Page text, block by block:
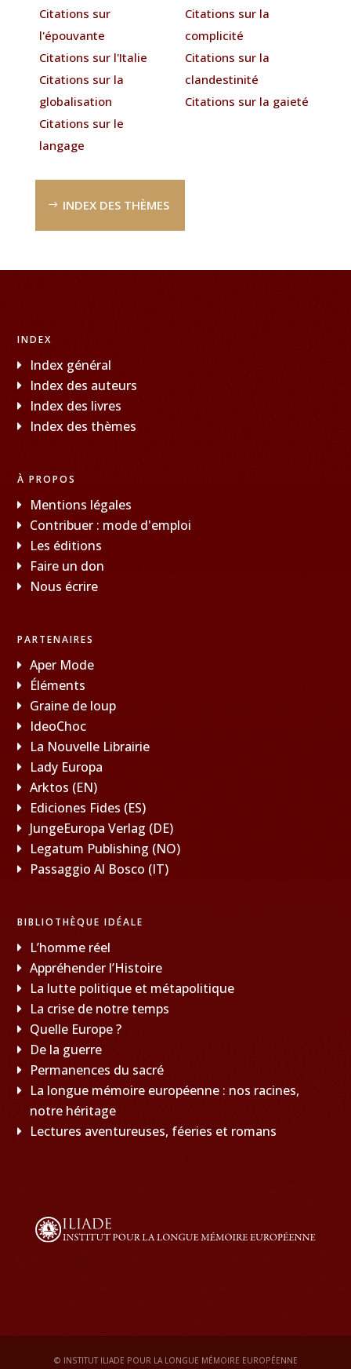
Citations sur
l'épouvante
Citations sur l'Italie
Citations sur la
globalisation
Citations sur le
langage
Citations sur la
complicité
Citations sur la
clandestinité
Citations sur la gaieté
INDEX DES THÈMES
INDEX
Index général
Index des auteurs
Index des livres
Index des thèmes
À PROPOS
Mentions légales
Contribuer : mode d'emploi
Les éditions
Faire un don
Nous écrire
PARTENAIRES
Aper Mode
Éléments
Graine de loup
IdeoChoc
La Nouvelle Librairie
Lady Europa
Arktos (EN)
Ediciones Fides (ES)
JungeEuropa Verlag (DE)
Legatum Publishing (NO)
Passaggio Al Bosco (IT)
BIBLIOTHÈQUE IDÉALE
L’homme réel
Appréhender l’Histoire
La lutte politique et métapolitique
La crise de notre temps
Quelle Europe ?
De la guerre
Permanences du sacré
La longue mémoire européenne : nos racines,
notre héritage
Lectures aventureuses, féeries et romans
© INSTITUT ILIADE POUR LA LONGUE MÉMOIRE EUROPÉENNE